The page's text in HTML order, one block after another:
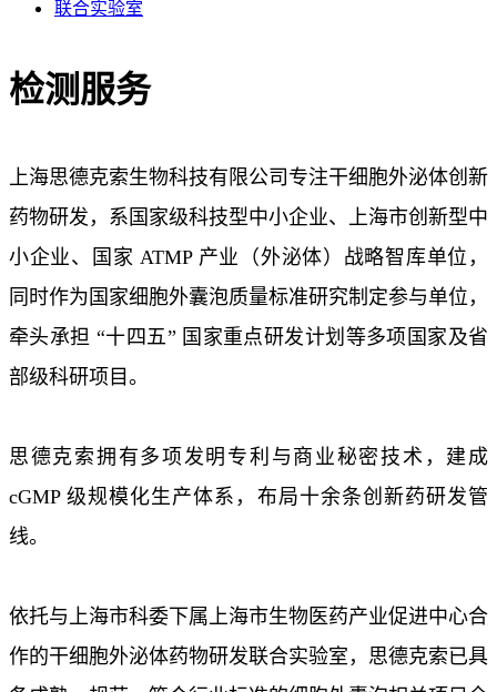
联合实验室
检测服务
上海思德克索生物科技有限公司专注干细胞外泌体创新
药物研发，系国家级科技型中小企业、上海市创新型中
小企业、国家 ATMP 产业（外泌体）战略智库单位，
同时作为国家细胞外囊泡质量标准研究制定参与单位，
牵头承担 “十四五” 国家重点研发计划等多项国家及省
部级科研项目。
思德克索拥有多项发明专利与商业秘密技术，建成
cGMP 级规模化生产体系，布局十余条创新药研发管
线。
依托与上海市科委下属上海市生物医药产业促进中心合
作的干细胞外泌体药物研发联合实验室，思德克索已具